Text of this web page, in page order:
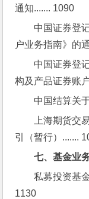
通知....... 1090
中国证券登
户业务指南》的
中国证券登
构及产品证券账
中国结算关
上海期货交
引（暂行）.......
七、基金业
私募投资基
1130